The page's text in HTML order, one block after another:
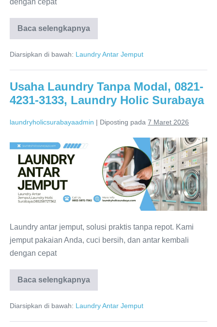
dengan cepat
Baca selengkapnya
Hotel,
0821-
Laundry
Holic
Surabaya
Diarsipkan di bawah: Laundry Antar Jemput
Usaha Laundry Tanpa Modal, 0821-
4231-3133, Laundry Holic Surabaya
laundryholicsurabayaadmin | Diposting pada 7 Maret 2026
Usaha
Laundry
Tanpa
Modal,
0821-
3133,
Laundry
Holic
Laundry antar jemput, solusi praktis tanpa repot. Kami
jemput pakaian Anda, cuci bersih, dan antar kembali
dengan cepat
Baca selengkapnya
Modal,
0821-
Diarsipkan di bawah: Laundry Antar Jemput